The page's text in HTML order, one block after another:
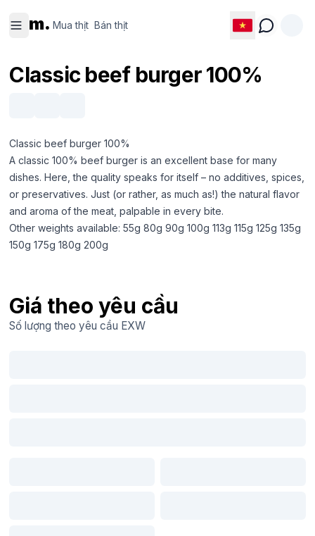
m. Mua thịt Bán thịt
Classic beef burger 100%
Classic beef burger 100%
A classic 100% beef burger is an excellent base for many
dishes. Here, the quality speaks for itself – no additives, spices,
or preservatives. Just (or rather, as much as!) the natural flavor
and aroma of the meat, palpable in every bite.
Other weights available: 55g 80g 90g 100g 113g 115g 125g 135g
150g 175g 180g 200g
Giá theo yêu cầu
Số lượng theo yêu cầu EXW